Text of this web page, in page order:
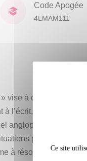
Code Apogée
4LMAM111
vise à développer des
l’écrit, et à les
anglophone. Pour
à résoudre. La
Ce site